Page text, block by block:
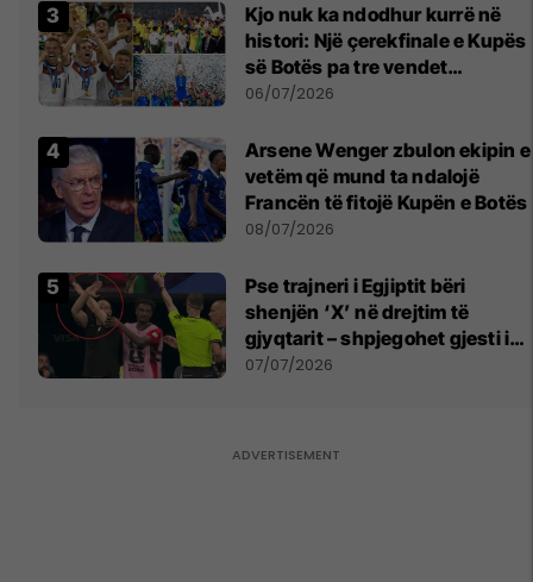
Kjo nuk ka ndodhur kurrë në
histori: Një çerekfinale e Kupës
së Botës pa tre vendet
legjendare të futbollit
06/07/2026
Arsene Wenger zbulon ekipin e
vetëm që mund ta ndalojë
Francën të fitojë Kupën e Botës
08/07/2026
Pse trajneri i Egjiptit bëri
shenjën ‘X’ në drejtim të
gjyqtarit – shpjegohet gjesti i
pazakontë
07/07/2026